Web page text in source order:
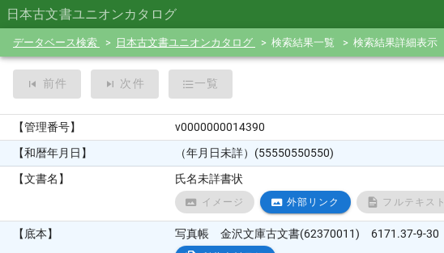
日本古文書ユニオンカタログ
データベース検索 日本古文書ユニオンカタログ 検索結果一覧 検索結果詳細表示
前件 次件 一覧
【管理番号】
v0000000014390
【和暦年月日】
（年月日未詳）(55550550550)
【文書名】
氏名未詳書状
イメージ 外部リンク フルテキスト
【底本】 写真帳 金沢文庫古文書(62370011) 6171.37-9-30